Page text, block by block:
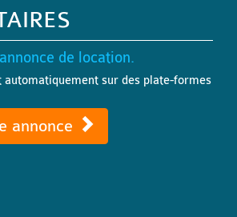
de location.
sur des plate-formes
annonce